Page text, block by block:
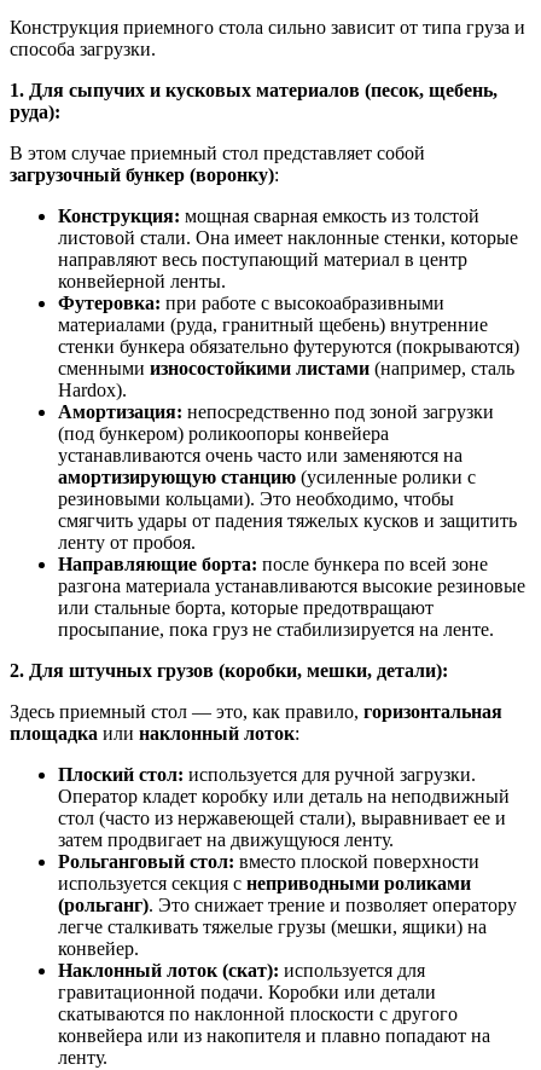
Конструкция приемного стола сильно зависит от типа груза и
способа загрузки.
1. Для сыпучих и кусковых материалов (песок, щебень,
руда):
В этом случае приемный стол представляет собой
загрузочный бункер (воронку):
Конструкция: мощная сварная емкость из толстой
листовой стали. Она имеет наклонные стенки, которые
направляют весь поступающий материал в центр
конвейерной ленты.
Футеровка: при работе с высокоабразивными
материалами (руда, гранитный щебень) внутренние
стенки бункера обязательно футеруются (покрываются)
сменными износостойкими листами (например, сталь
Hardox).
Амортизация: непосредственно под зоной загрузки
(под бункером) роликоопоры конвейера
устанавливаются очень часто или заменяются на
амортизирующую станцию (усиленные ролики с
резиновыми кольцами). Это необходимо, чтобы
смягчить удары от падения тяжелых кусков и защитить
ленту от пробоя.
Направляющие борта: после бункера по всей зоне
разгона материала устанавливаются высокие резиновые
или стальные борта, которые предотвращают
просыпание, пока груз не стабилизируется на ленте.
2. Для штучных грузов (коробки, мешки, детали):
Здесь приемный стол — это, как правило, горизонтальная
площадка или наклонный лоток:
Плоский стол: используется для ручной загрузки.
Оператор кладет коробку или деталь на неподвижный
стол (часто из нержавеющей стали), выравнивает ее и
затем продвигает на движущуюся ленту.
Рольганговый стол: вместо плоской поверхности
используется секция с неприводными роликами
(рольганг). Это снижает трение и позволяет оператору
легче сталкивать тяжелые грузы (мешки, ящики) на
конвейер.
Наклонный лоток (скат): используется для
гравитационной подачи. Коробки или детали
скатываются по наклонной плоскости с другого
конвейера или из накопителя и плавно попадают на
ленту.